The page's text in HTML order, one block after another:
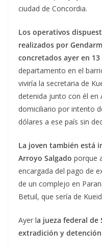
ciudad de Concordia.
Los operativos
realizados por
concretados ayer en
departamento en el
viviría la secretaria de
detenida junto con él en
domiciliario por intento
dólares a ese país sin
La joven también está
Arroyo Salgado porque
encargada del pago de
de un complejo en
Betuil, que sería de
Ayer la jueza federal de
extradición y